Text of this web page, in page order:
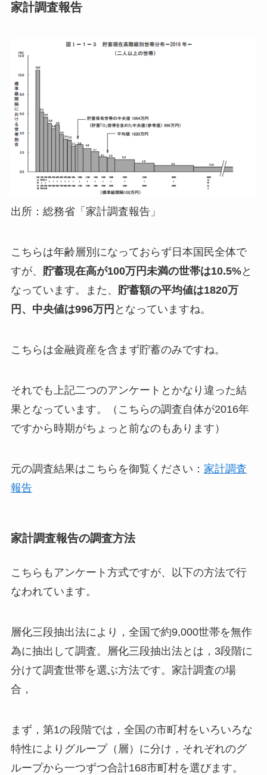
家計調査報告
出所：総務省「家計調査報告」
こちらは年齢層別になっておらず日本国民全体で
すが、 貯蓄現在高が100万円未満の世帯は10.5%と
なっています。また、 貯蓄額の平均値は1820万
円、中央値は996万円 となっていますね。
こちらは金融資産を含まず貯蓄のみですね。
それでも上記二つのアンケートとかなり違った結
果となっています。（こちらの調査自体が2016年
ですから時期がちょっと前なのもあります）
元の調査結果はこちらを御覧ください： 家計調査
報告
家計調査報告の調査方法
こちらもアンケート方式ですが、以下の方法で行
なわれています。
層化三段抽出法により，全国で約9,000世帯を無作
為に抽出して調査。層化三段抽出法とは，3段階に
分けて調査世帯を選ぶ方法です。家計調査の場
合，
まず，第1の段階では，全国の市町村をいろいろな
特性によりグループ（層）に分け，それぞれのグ
ループから一つずつ合計168市町村を選びます。